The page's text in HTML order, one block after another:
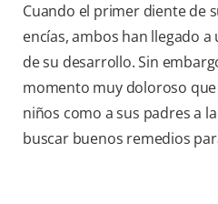
Cuando el primer diente de
encías, ambos han llegado
de su desarrollo. Sin
momento muy doloroso
niños como a sus padres a
buscar buenos remedios